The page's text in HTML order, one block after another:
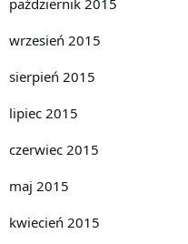
wrzesień 2015
sierpień 2015
lipiec 2015
czerwiec 2015
maj 2015
kwiecień 2015